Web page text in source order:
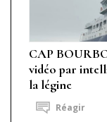
CAP
vidéo par
la légine
Réagir